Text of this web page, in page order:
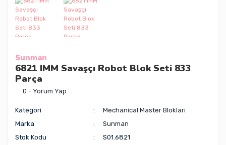
Sunman
6821 IMM Savaşçı Robot Blok Seti 833
Parça
0 - Yorum Yap
Kategori
Mechanical Master Blokları
Marka
Sunman
Stok Kodu
S01.6821